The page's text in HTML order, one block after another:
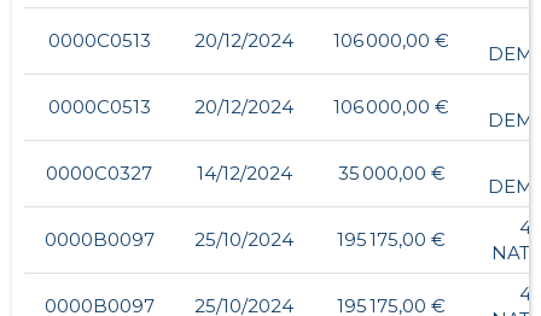
0000C0513 20/12/2024 106 000,00 €
0000C0513 20/12/2024 106 000,00 €
0000C0327 14/12/2024 35 000,00 €
0000B0097 25/10/2024 195 175,00 €
4,
0000B0097 25/10/2024 195 175,00 €
4,